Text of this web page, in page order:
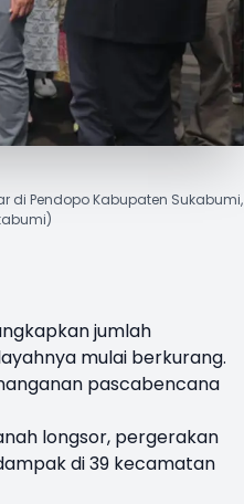
Pendopo Kabupaten Sukabumi,
jumlah
mulai berkurang.
pascabencana
longsor, pergerakan
di 39 kecamatan